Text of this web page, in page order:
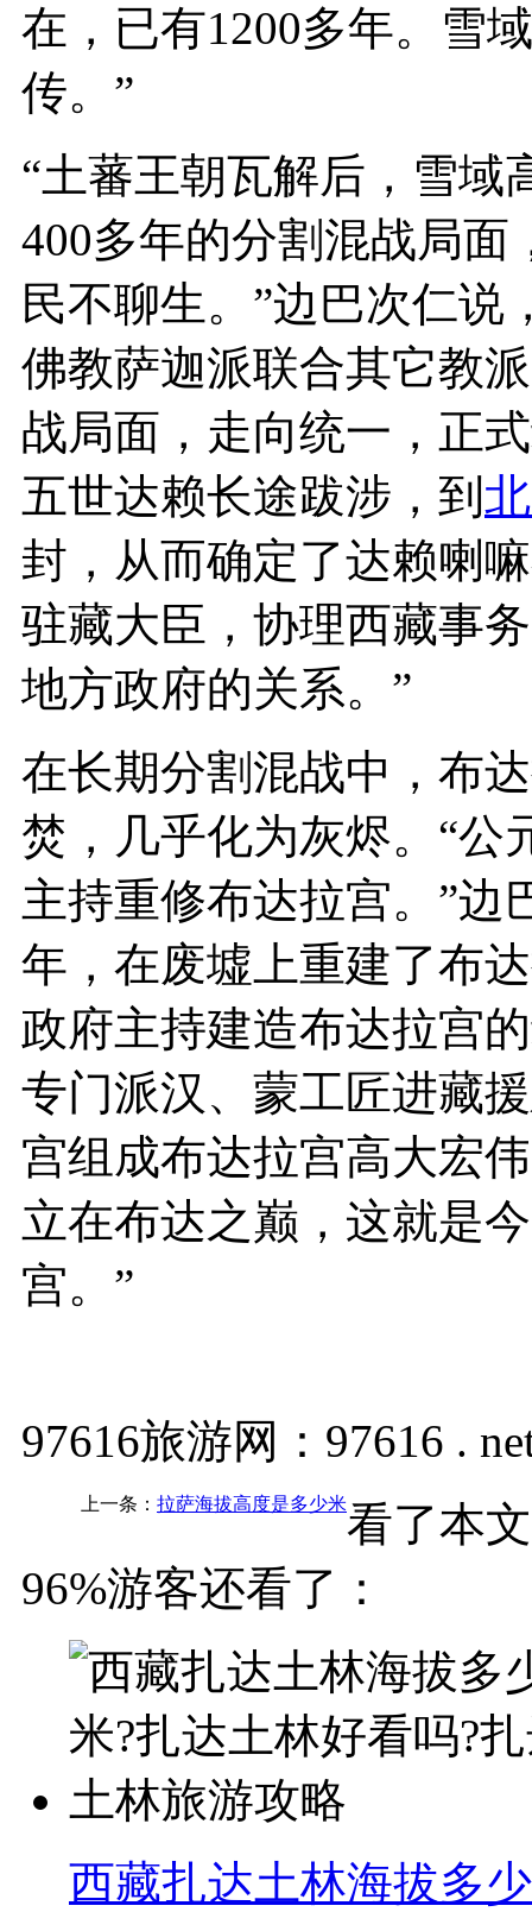
在，已有1200多年。雪
传。”
“土蕃王朝瓦解后，雪域
400多年的分割混战局
民不聊生。”边巴次仁说
佛教萨迦派联合其它教
战局面，走向统一，正
五世达赖长途跋涉，到
封，从而确定了达赖喇
驻藏大臣，协理西藏事
地方政府的关系。”
在长期分割混战中，布
焚，几乎化为灰烬。“公
主持重修布达拉宫。”边
年，在废墟上重建了布
政府主持建造布达拉宫
专门派汉、蒙工匠进藏
宫组成布达拉宫高大宏
立在布达之巅，这就是
宫。”
97616旅游网：97616 .
上一条： 拉萨海拔高度是多少米看了本
96%游客还看了：
西藏扎达土林海拔多